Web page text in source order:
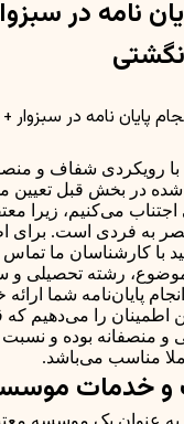
نامه در
رویکردی شفاف و
در بخش قبل تعیین
می‌کنیم، زیرا
به فردی است. برای
با کارشناسان ما
رشته تحصیلی و
پایان‌نامه شما ارائه
اطمینان را می‌دهیم
و منصفانه بوده و نسبت
مناسب می‌باشد.
و خدمات